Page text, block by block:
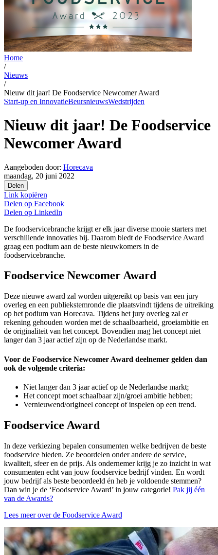
Home
/
Nieuws
/
Nieuw dit jaar! De Foodservice Newcomer Award
Start-up en InnovatieBeursnieuwsWedstrijden
Nieuw dit jaar! De Foodservice
Newcomer Award
Aangeboden door: Horecava
maandag, 20 juni 2022
Delen
Link kopiëren
Delen op Facebook
Delen op LinkedIn
De foodservicebranche krijgt er elk jaar diverse mooie starters met
verschillende innovaties bij. Daarom biedt de Foodservice Award
graag een podium aan de beste nieuwkomers in de
foodservicebranche.
Foodservice Newcomer Award
Deze nieuwe award zal worden uitgereikt op basis van een jury
overleg en een publiekstemronde die plaatsvindt tijdens de uitreiking
op het podium van Horecava. Tijdens het jury overleg zal er
rekening gehouden worden met de schaalbaarheid, groeiambitie en
de originaliteit van het concept. Bovendien mag het concept niet
langer dan 3 jaar actief zijn op de Nederlandse markt.
Voor de Foodservice Newcomer Award deelnemer gelden dan
ook de volgende criteria:
Niet langer dan 3 jaar actief op de Nederlandse markt;
Het concept moet schaalbaar zijn/groei ambitie hebben;
Vernieuwend/origineel concept of inspelen op een trend.
Foodservice Award
In deze verkiezing bepalen consumenten welke bedrijven de beste
foodservice bieden. Ze beoordelen onder andere de service,
kwaliteit, sfeer en de prijs. Als ondernemer krijg je zo inzicht in wat
consumenten echt van jouw foodservice bedrijf vinden. En wordt
jouw bedrijf als beste beoordeeld én heb je voldoende stemmen?
Dan win je de ‘Foodservice Award’ in jouw categorie! Pak jij één
van de Awards?
Lees meer over de Foodservice Award